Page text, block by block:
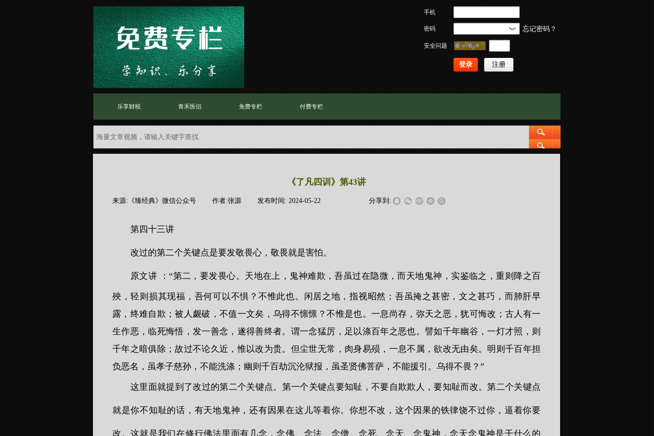
手机
密码 忘记密码？
安全问题
登录 注册
乐享财税 青禾医侣 免费专栏 付费专栏
《了凡四训》第43讲
来源: 《臻经典》微信公众号 作者:张源 发布时间: 2024-05-22 分享到:
第四十三讲
改过的第二个关键点是要发敬畏心，敬畏就是害怕。
原文讲 ：“第二，要发畏心。天地在上，鬼神难欺，吾虽过在隐微，而天地鬼神，实鉴临之，重则降之百
殃，轻则损其现福，吾何可以不惧？不惟此也。闲居之地，指视昭然；吾虽掩之甚密，文之甚巧，而肺肝早
露，终难自欺；被人觑破，不值一文矣，乌得不懔懔？不惟是也。一息尚存，弥天之恶，犹可悔改；古人有一
生作恶，临死悔悟，发一善念，遂得善终者。谓一念猛厉，足以涤百年之恶也。譬如千年幽谷，一灯才照，则
千年之暗俱除；故过不论久近，惟以改为贵。但尘世无常，肉身易殒，一息不属，欲改无由矣。明则千百年担
负恶名，虽孝子慈孙，不能洗涤；幽则千百劫沉沦狱报，虽圣贤佛菩萨，不能援引。乌得不畏？”
这里面就提到了改过的第二个关键点。第一个关键点要知耻，不要自欺欺人，要知耻而改。第二个关键点
就是你不知耻的话，有天地鬼神，还有因果在这儿等着你。你想不改，这个因果的铁律饶不过你，逼着你要
改。这就是我们在修行佛法里面有几念，念佛、念法、念僧、念死、念天、念鬼神，念天念鬼神是干什么的